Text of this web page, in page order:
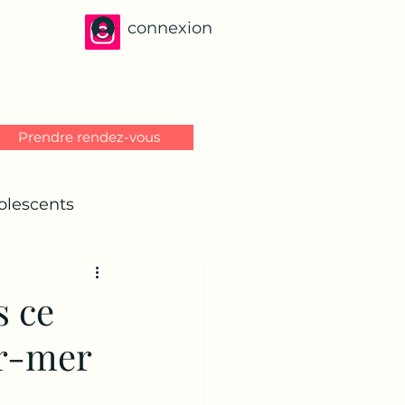
connexion
Prendre rendez-vous
ce
mer